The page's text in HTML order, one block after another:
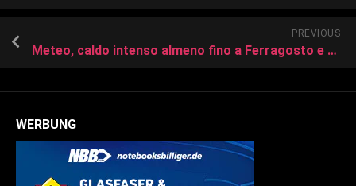
PREVIOUS
Meteo, caldo intenso almeno fino a Ferragosto e al weekend. La tendenza
WERBUNG